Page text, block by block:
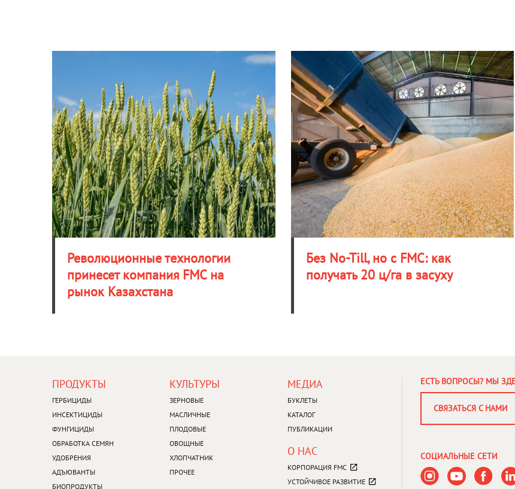
Революционные технологии
принесет компания FMC на
рынок Казахстана
Без No-Till, но с FMС: как
получать 20 ц/га в засуху
FOOTER
MENU
ПРОДУКТЫ​
ГЕРБИЦИДЫ
ИНСЕКТИЦИДЫ
ФУНГИЦИДЫ
ОБРАБОТКА СЕМЯН
УДОБРЕНИЯ
АДЪЮВАНТЫ
БИОПРОДУКТЫ
FOOTER
MENU
КУЛЬТУРЫ​
ЗЕРНОВЫЕ
МАСЛИЧНЫЕ
ПЛОДОВЫЕ
ОВОЩНЫЕ
ХЛОПЧАТНИК
ПРОЧЕЕ
FOOTER
MENU
МЕДИА
БУКЛЕТЫ
КАТАЛОГ
ПУБЛИКАЦИИ
О НАС
КОРПОРАЦИЯ FMC
УСТОЙЧИВОЕ РАЗВИТИЕ
ЕСТЬ ВОПРОСЫ? МЫ
СВЯЗАТЬСЯ С НАМИ
СОЦИАЛЬНЫЕ СЕТИ